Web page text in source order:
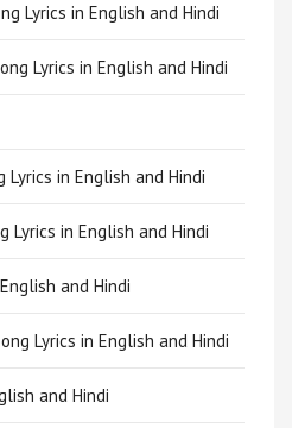
Lyrics in English and Hindi
Lyrics in English and Hindi
Lyrics in English and Hindi
Lyrics in English and Hindi
and Hindi
Lyrics in English and Hindi
and Hindi